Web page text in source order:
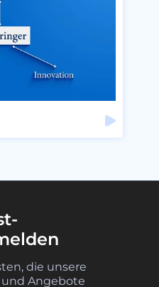
die unsere
Angebote